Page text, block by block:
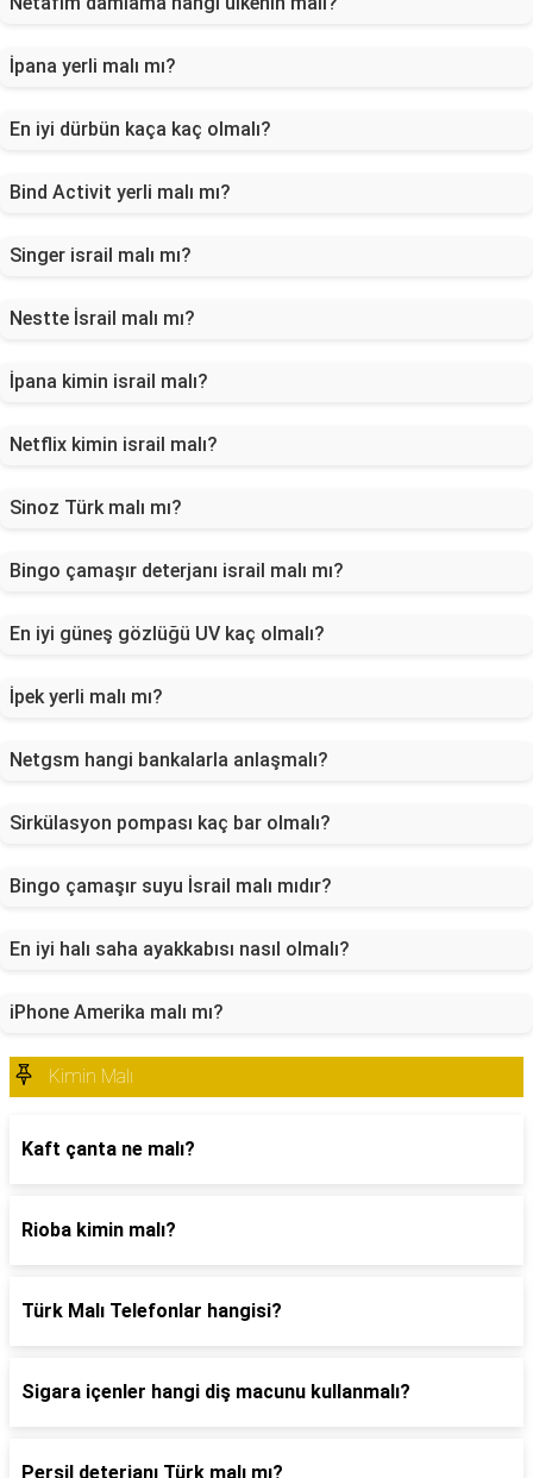
İpana yerli malı mı?
En iyi dürbün kaça kaç olmalı?
Bind Activit yerli malı mı?
Singer israil malı mı?
Nestte İsrail malı mı?
İpana kimin israil malı?
Netflix kimin israil malı?
Sinoz Türk malı mı?
Bingo çamaşır deterjanı israil malı mı?
En iyi güneş gözlüğü UV kaç olmalı?
İpek yerli malı mı?
Netgsm hangi bankalarla anlaşmalı?
Sirkülasyon pompası kaç bar olmalı?
Bingo çamaşır suyu İsrail malı mıdır?
En iyi halı saha ayakkabısı nasıl olmalı?
iPhone Amerika malı mı?
Kimin Malı
Kaft çanta ne malı?
Rioba kimin malı?
Türk Malı Telefonlar hangisi?
Sigara içenler hangi diş macunu kullanmalı?
Persil deterjanı Türk malı mı?